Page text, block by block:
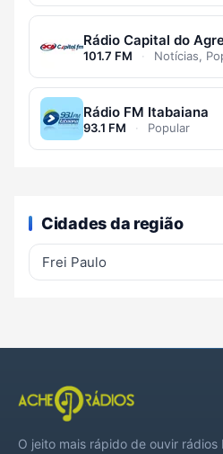
Rádio Capital do
101.7 FM · Notícias,
Rádio FM Itabaiana
93.1 FM · Popular
Cidades da região
Frei Paulo
O jeito mais rápido de ouvir rádios